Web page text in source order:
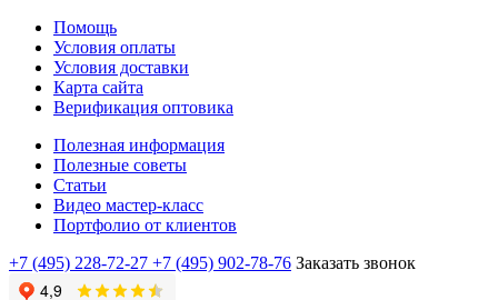
Помощь
Условия оплаты
Условия доставки
Карта сайта
Верификация оптовика
Полезная информация
Полезные советы
Статьи
Видео мастер-класс
Портфолио от клиентов
+7 (495) 228-72-27 +7 (495) 902-78-76 Заказать звонок